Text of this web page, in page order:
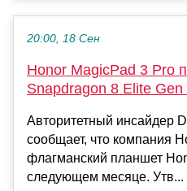
20:00, 18 Сен
Honor MagicPad 3 Pro
Snapdragon 8 Elite Gen
Авторитетный инсайдер
сообщает, что компания
флагманский планшет
следующем месяце. Утв...